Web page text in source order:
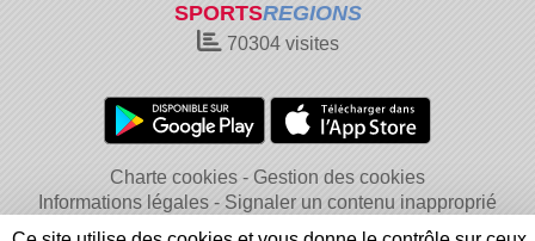
SPORTSREGIONS
70304visites
Charte cookies
Gestion des cookies
Informations légales
Signaler un contenu inapproprié